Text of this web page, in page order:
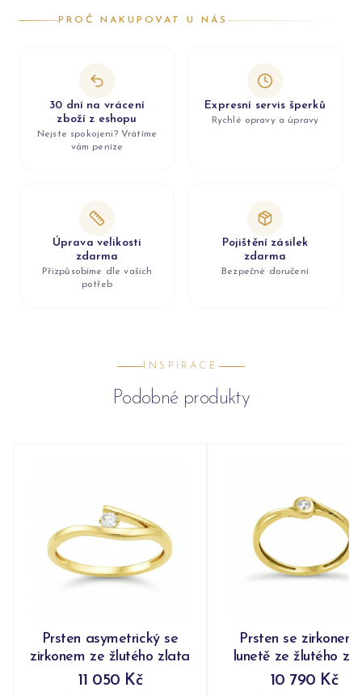
PROČ NAKUPOVAT U NÁS
30 dní na vrácení
zboží z eshopu
Nejste spokojeni? Vrátíme
vám peníze
Expresní servis šperků
Rychlé opravy a úpravy
Úprava velikosti
zdarma
Přizpůsobíme dle vašich
potřeb
Pojištění zásilek
zdarma
Bezpečné doručení
INSPIRACE
Podobné produkty
Prsten asymetrický se
zirkonem ze žlutého zlata
11 050 Kč
Prsten se zirkonem
lunetě ze žlutého
10 790 Kč